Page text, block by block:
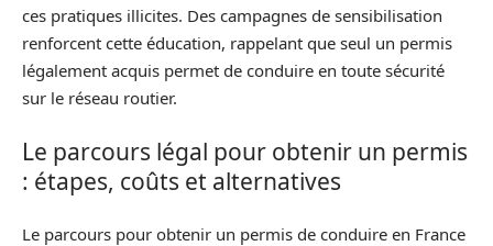
ces pratiques illicites. Des campagnes de sensibilisation
renforcent cette éducation, rappelant que seul un permis
légalement acquis permet de conduire en toute sécurité
sur le réseau routier.
Le parcours légal pour obtenir un permis
: étapes, coûts et alternatives
Le parcours pour obtenir un permis de conduire en France